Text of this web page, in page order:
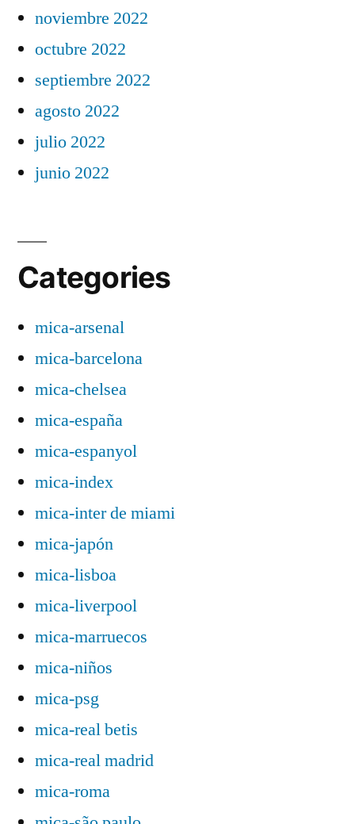
noviembre 2022
octubre 2022
septiembre 2022
agosto 2022
julio 2022
junio 2022
Categories
mica-arsenal
mica-barcelona
mica-chelsea
mica-españa
mica-espanyol
mica-index
mica-inter de miami
mica-japón
mica-lisboa
mica-liverpool
mica-marruecos
mica-niños
mica-psg
mica-real betis
mica-real madrid
mica-roma